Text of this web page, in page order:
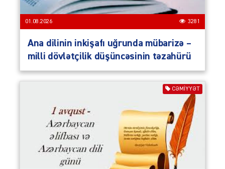
01.08.2026 3281
Ana dilinin inkişafı uğrunda mübarizə –
milli dövlətçilik düşüncəsinin təzahürü
CƏMIYYƏT